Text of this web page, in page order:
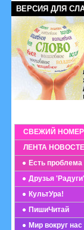
ВЕРСИЯ ДЛЯ
СВЕЖИЙ НОМЕР
ЛЕНТА
Есть проблема
Друзья 'Радуги'
КультУра!
ПишиЧитай
Мир вокруг нас